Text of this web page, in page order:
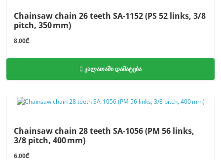
Chainsaw chain 26 teeth SA-1152 (PS 52 links, 3/8
pitch, 350 mm)
8.00₾
კალათაში დამატება
Chainsaw chain 28 teeth SA-1056 (PM 56 links,
3/8 pitch, 400 mm)
6.00₾